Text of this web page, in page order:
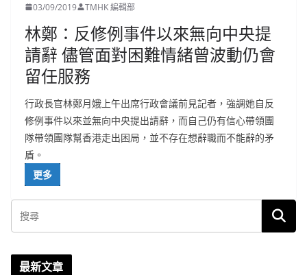
03/09/2019 TMHK 編輯部
林鄭：反修例事件以來無向中央提
請辭 儘管面對困難情緒曾波動仍會
留任服務
行政長官林鄭月娥上午出席行政會議前見記者，強調她自反
修例事件以來並無向中央提出請辭，而自己仍有信心帶領團
隊帶領團隊幫香港走出困局，並不存在想辭職而不能辭的矛
盾。
更多
最新文章